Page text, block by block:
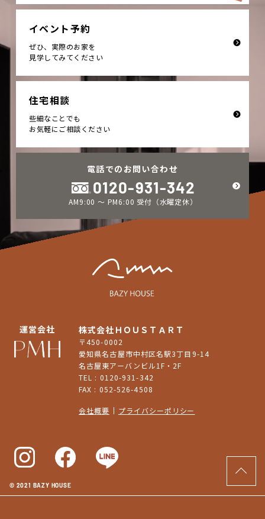
イベント予約
ぜひ、実際のお家を
見学してみてください
住宅相談
些細なことでも
お気軽にご相談ください
電話でのお問い合わせ
0120-931-342
AM9:00 ～ PM6:00 受付（水曜定休）
運営会社 株式会社ＨＯＵＳＴＡＲＴ
〒450-0002
愛知県名古屋市中村区名駅3丁目9-14
名古屋東アーバンビル1F・2F
TEL : 0120-931-342
FAX : 052-526-4508
会社概要 プライバシーポリシー
© 2021 BAZY HOUSE